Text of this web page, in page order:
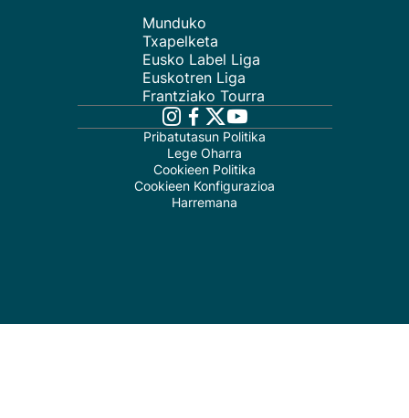
Munduko
Txapelketa
Eusko Label Liga
Euskotren Liga
Frantziako Tourra
Pribatutasun Politika
Lege Oharra
Cookieen Politika
Cookieen Konfigurazioa
Harremana